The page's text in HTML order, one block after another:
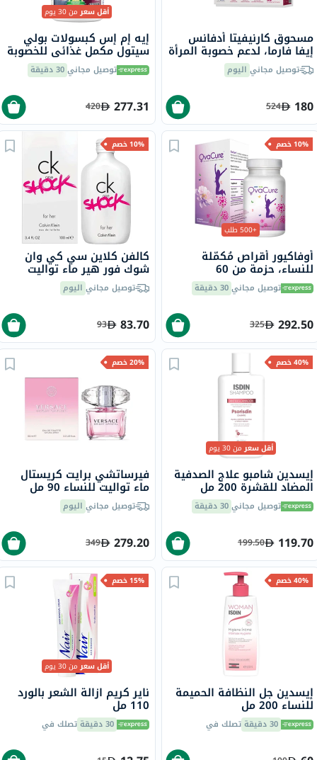
مسحوق كارنيفيتا أدفانس
إيفا فارما، لدعم خصوبة المرأة
- 2 × 30 كيس توصيل مجاني اليوم
180
524
أقل سعرمن 30 يوم
إيه إم إس كبسولات بولي
سيتول مكمل غذائي للخصوبة
للنساء، حزمة من 90
توصيل مجاني30 دقيقة
277.31
420
10% خصم
+500 طلب
أوفاكيور أقراص مُكمّلة
للنساء، حزمة من 60
توصيل مجاني30 دقيقة
292.50
325
10% خصم
كالفن كلاين سي كي وان
شوك فور هير ماء تواليت
للنساء 100 مل
توصيل مجاني اليوم
83.70
93
40% خصم
أقل سعرمن 30 يوم
إيسدين شامبو علاج الصدفية
المضاد للقشرة 200 مل
توصيل مجاني30 دقيقة
119.70
199.50
20% خصم
فيرساتشي برايت كريستال
ماء تواليت للنساء 90 مل
توصيل مجاني اليوم
279.20
349
40% خصم
إيسدين جل النظافة الحميمة
للنساء 200 مل
30 دقيقة تصلك في
15% خصم
أقل سعرمن 30 يوم
ناير كريم ازالة الشعر بالورد
110 مل
30 دقيقة تصلك في